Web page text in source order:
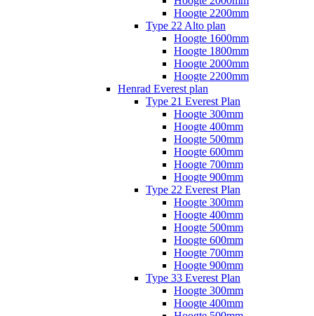
Hoogte 2200mm
Type 22 Alto plan
Hoogte 1600mm
Hoogte 1800mm
Hoogte 2000mm
Hoogte 2200mm
Henrad Everest plan
Type 21 Everest Plan
Hoogte 300mm
Hoogte 400mm
Hoogte 500mm
Hoogte 600mm
Hoogte 700mm
Hoogte 900mm
Type 22 Everest Plan
Hoogte 300mm
Hoogte 400mm
Hoogte 500mm
Hoogte 600mm
Hoogte 700mm
Hoogte 900mm
Type 33 Everest Plan
Hoogte 300mm
Hoogte 400mm